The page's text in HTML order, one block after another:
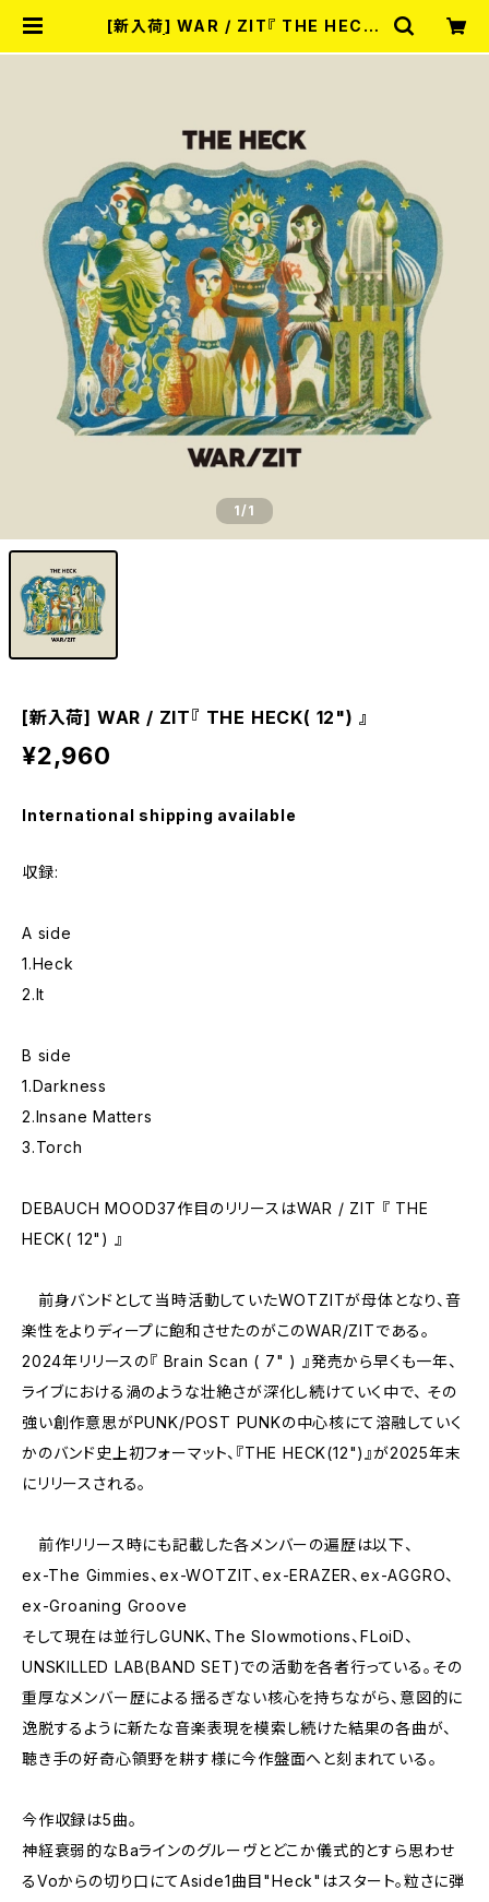
[新入荷] WAR / ZIT『 THE HECK(
1/1
[新入荷] WAR / ZIT『 THE HECK( 12") 』
¥2,960
International shipping available
収録:
A side
1.Heck
2.It
B side
1.Darkness
2.Insane Matters
3.Torch
DEBAUCH MOOD37作目のリリースはWAR / ZIT 『 THE
HECK( 12") 』
前身バンドとして当時活動していたWOTZITが母体となり、音
楽性をよりディープに飽和させたのがこのWAR/ZITである。
2024年リリースの『 Brain Scan ( 7" ) 』発売から早くも一年、
ライブにおける渦のような壮絶さが深化し続けていく中で、 その
強い創作意思がPUNK/POST PUNKの中心核にて溶融していく
かのバンド史上初フォーマット、『THE HECK(12")』が2025年末
にリリースされる。
前作リリース時にも記載した各メンバーの遍歴は以下、
ex-The Gimmies、ex-WOTZIT、ex-ERAZER、ex-AGGRO、
ex-Groaning Groove
そして現在は並行しGUNK、The Slowmotions、FLoiD、
UNSKILLED LAB(BAND SET)での活動を各者行っている。その
重厚なメンバー歴による揺るぎない核心を持ちながら、意図的に
逸脱するように新たな音楽表現を模索し続けた結果の各曲が、
聴き手の好奇心領野を耕す様に今作盤面へと刻まれている。
今作収録は5曲。
神経衰弱的なBaラインのグルーヴとどこか儀式的とすら思わせ
るVoからの切り口にてAside1曲目"Heck"はスタート。粒さに弾